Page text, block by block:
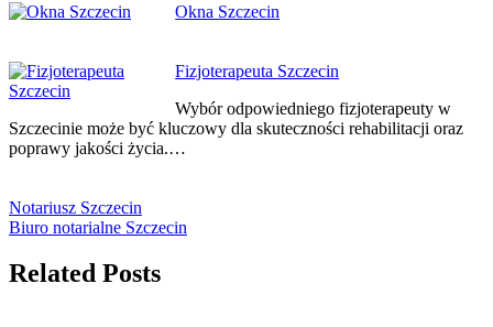
Okna Szczecin
Fizjoterapeuta Szczecin
Wybór odpowiedniego fizjoterapeuty w
Szczecinie może być kluczowy dla skuteczności rehabilitacji oraz
poprawy jakości życia.…
Notariusz Szczecin
Biuro notarialne Szczecin
Related Posts